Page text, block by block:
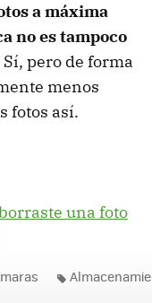
a máxima
no es tampoco
pero de forma
menos
fotos así.
una foto